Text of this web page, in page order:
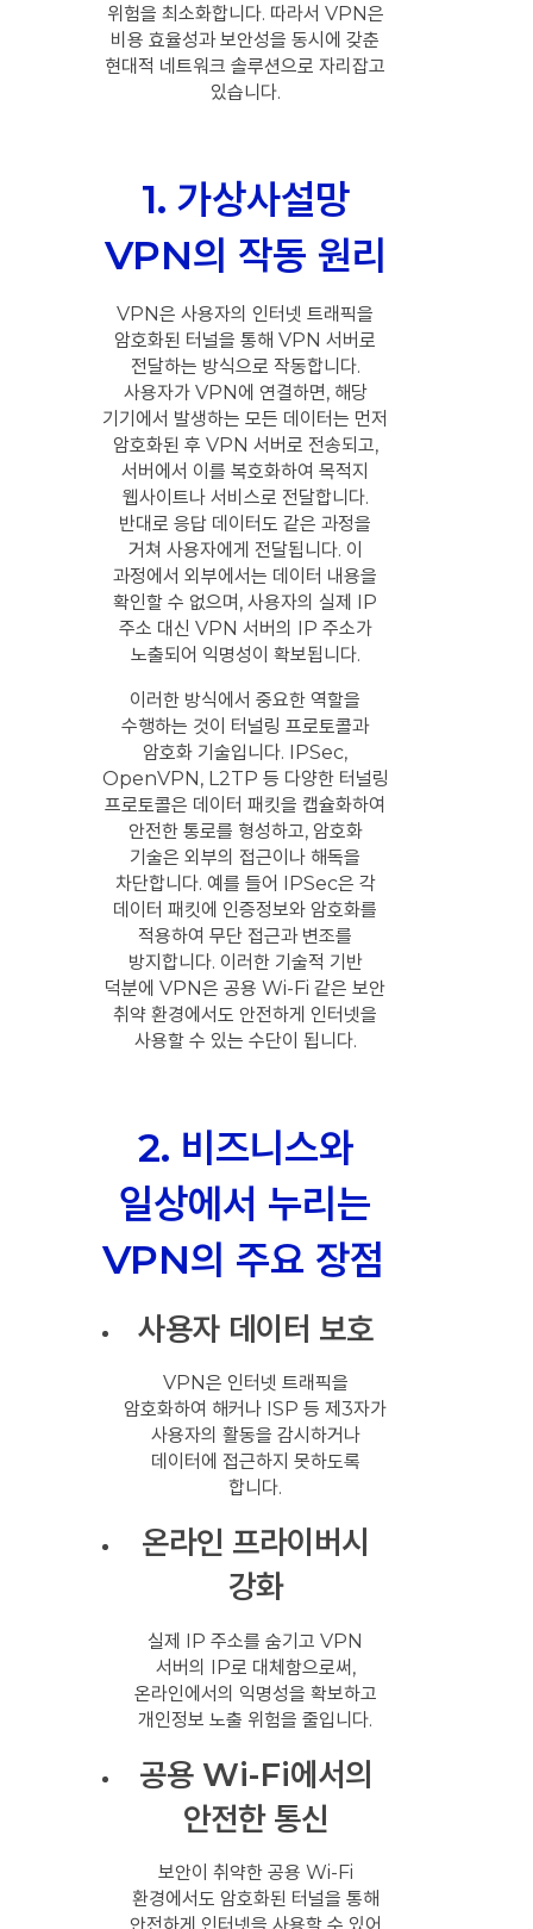
위험을 최소화합니다. 따라서 VPN은
비용 효율성과 보안성을 동시에 갖춘
현대적 네트워크 솔루션으로 자리잡고
있습니다.
1. 가상사설망
VPN의 작동 원리
VPN은 사용자의 인터넷 트래픽을
암호화된 터널을 통해 VPN 서버로
전달하는 방식으로 작동합니다.
사용자가 VPN에 연결하면, 해당
기기에서 발생하는 모든 데이터는 먼저
암호화된 후 VPN 서버로 전송되고,
서버에서 이를 복호화하여 목적지
웹사이트나 서비스로 전달합니다.
반대로 응답 데이터도 같은 과정을
거쳐 사용자에게 전달됩니다. 이
과정에서 외부에서는 데이터 내용을
확인할 수 없으며, 사용자의 실제 IP
주소 대신 VPN 서버의 IP 주소가
노출되어 익명성이 확보됩니다.
이러한 방식에서 중요한 역할을
수행하는 것이 터널링 프로토콜과
암호화 기술입니다. IPSec,
OpenVPN, L2TP 등 다양한 터널링
프로토콜은 데이터 패킷을 캡슐화하여
안전한 통로를 형성하고, 암호화
기술은 외부의 접근이나 해독을
차단합니다. 예를 들어 IPSec은 각
데이터 패킷에 인증정보와 암호화를
적용하여 무단 접근과 변조를
방지합니다. 이러한 기술적 기반
덕분에 VPN은 공용 Wi-Fi 같은 보안
취약 환경에서도 안전하게 인터넷을
사용할 수 있는 수단이 됩니다.
2. 비즈니스와
일상에서 누리는
VPN의 주요 장점
사용자 데이터 보호
VPN은 인터넷 트래픽을
암호화하여 해커나 ISP 등 제3자가
사용자의 활동을 감시하거나
데이터에 접근하지 못하도록
합니다.
온라인 프라이버시
강화
실제 IP 주소를 숨기고 VPN
서버의 IP로 대체함으로써,
온라인에서의 익명성을 확보하고
개인정보 노출 위험을 줄입니다.
공용 Wi-Fi에서의
안전한 통신
보안이 취약한 공용 Wi-Fi
환경에서도 암호화된 터널을 통해
안전하게 인터넷을 사용할 수 있어